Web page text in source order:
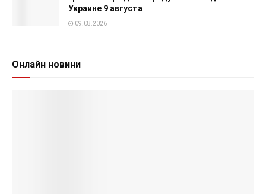
Украине 9 августа
09.08.2026
Онлайн новини